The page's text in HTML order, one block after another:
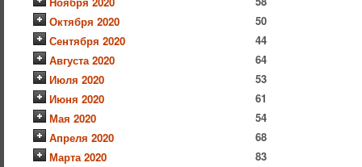
Октября 2020
50
Сентября 2020
44
Августа 2020
64
Июля 2020
53
Июня 2020
61
Мая 2020
54
Апреля 2020
68
Марта 2020
83